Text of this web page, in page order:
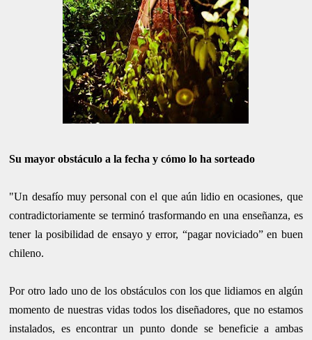
Su mayor obstáculo a la fecha y cómo lo ha sorteado
"Un desafío muy personal con el que aún lidio en ocasiones, que
contradictoriamente se terminó trasformando en una enseñanza, es
tener la posibilidad de ensayo y error, “pagar noviciado” en buen
chileno.
Por otro lado uno de los obstáculos con los que lidiamos en algún
momento de nuestras vidas todos los diseñadores, que no estamos
instalados, es encontrar un punto donde se beneficie a ambas